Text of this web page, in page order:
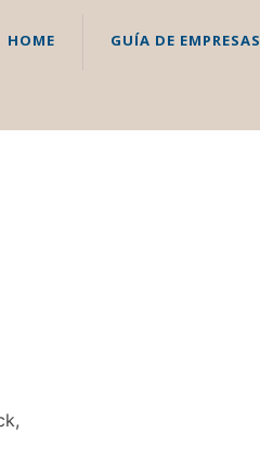
HOME GUÍA DE EMPRESAS